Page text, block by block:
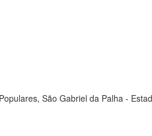
São Gabriel da Palha -